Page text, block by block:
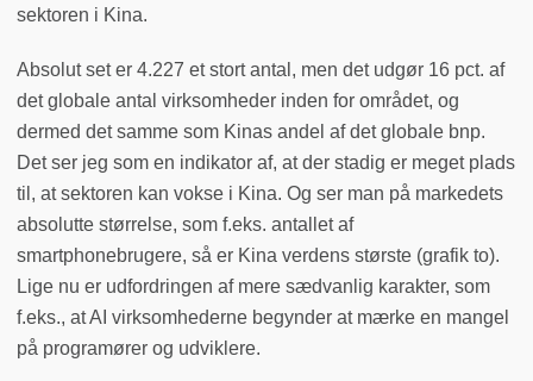
sektoren i Kina.
Absolut set er 4.227 et stort antal, men det udgør 16 pct. af
det globale antal virksomheder inden for området, og
dermed det samme som Kinas andel af det globale bnp.
Det ser jeg som en indikator af, at der stadig er meget plads
til, at sektoren kan vokse i Kina. Og ser man på markedets
absolutte størrelse, som f.eks. antallet af
smartphonebrugere, så er Kina verdens største (grafik to).
Lige nu er udfordringen af mere sædvanlig karakter, som
f.eks., at AI virksomhederne begynder at mærke en mangel
på programører og udviklere.